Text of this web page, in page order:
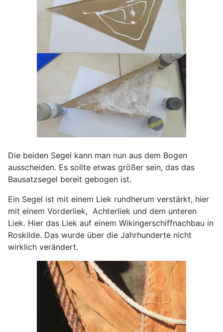
Die beiden Segel kann man nun aus dem Bogen
ausscheiden. Es sollte etwas größer sein, das das
Bausatzsegel bereit gebogen ist.
Ein Segel ist mit einem Liek rundherum verstärkt, hier
mit einem Vorderliek, Achterliek und dem unteren
Liek. Hier das Liek auf einem Wikingerschiffnachbau in
Roskilde. Das wurde über die Jahrhunderte nicht
wirklich verändert.